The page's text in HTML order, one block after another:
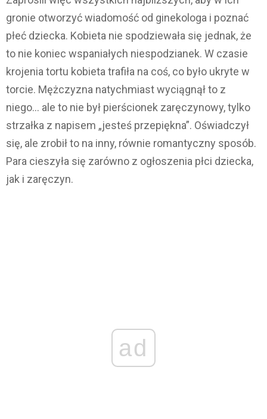
gronie otworzyć wiadomość od ginekologa i poznać
płeć dziecka. Kobieta nie spodziewała się jednak, że
to nie koniec wspaniałych niespodzianek. W czasie
krojenia tortu kobieta trafiła na coś, co było ukryte w
torcie. Mężczyzna natychmiast wyciągnął to z
niego… ale to nie był pierścionek zaręczynowy, tylko
strzałka z napisem „jesteś przepiękna”. Oświadczył
się, ale zrobił to na inny, równie romantyczny sposób.
Para cieszyła się zarówno z ogłoszenia płci dziecka,
jak i zaręczyn.
ad